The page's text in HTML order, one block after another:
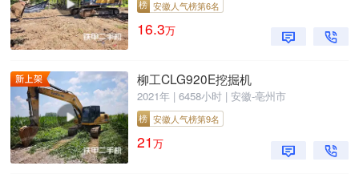
榜 安徽人气榜第6名
16.3万
柳工CLG920E挖掘机
2021年 | 6458小时 | 安徽-亳州市
榜 安徽人气榜第9名
21万